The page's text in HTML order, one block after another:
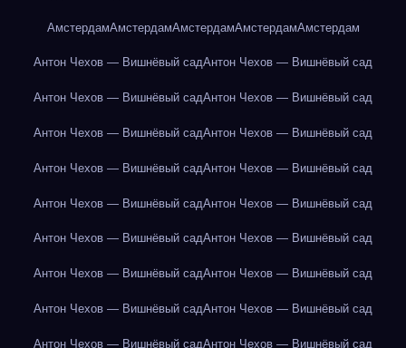
АмстердамАмстердамАмстердамАмстердамАмстердам
Антон Чехов — Вишнёвый садАнтон Чехов — Вишнёвый сад
Антон Чехов — Вишнёвый садАнтон Чехов — Вишнёвый сад
Антон Чехов — Вишнёвый садАнтон Чехов — Вишнёвый сад
Антон Чехов — Вишнёвый садАнтон Чехов — Вишнёвый сад
Антон Чехов — Вишнёвый садАнтон Чехов — Вишнёвый сад
Антон Чехов — Вишнёвый садАнтон Чехов — Вишнёвый сад
Антон Чехов — Вишнёвый садАнтон Чехов — Вишнёвый сад
Антон Чехов — Вишнёвый садАнтон Чехов — Вишнёвый сад
Антон Чехов — Вишнёвый садАнтон Чехов — Вишнёвый сад